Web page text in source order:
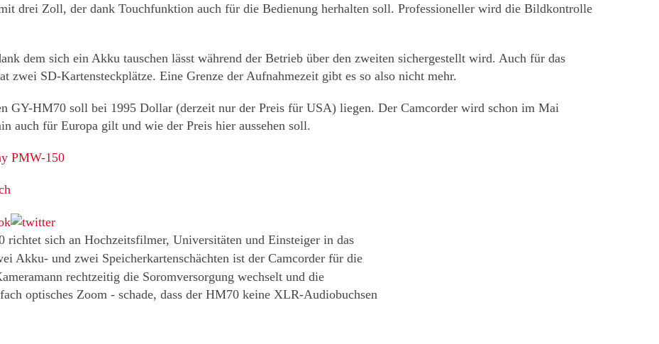
drei Zoll, der dank Touchfunktion auch für die Bedienung herhalten soll. Professioneller wird die Bildkontrolle
dem sich ein Akku tauschen lässt während der Betrieb über den zweiten sichergestellt wird. Auch für das
zwei SD-Kartensteckplätze. Eine Grenze der Aufnahmezeit gibt es so also nicht mehr.
GY-HM70 soll bei 1995 Dollar (derzeit nur der Preis für USA) liegen. Der Camcorder wird schon im Mai
auch für Europa gilt und wie der Preis hier aussehen soll.
PMW-150
sich an Hochzeitsfilmer, Universitäten und Einsteiger in das
Akku- und zwei Speicherkartenschächten ist der Camcorder für die
rechtzeitig die Soromversorgung wechselt und die
optisches Zoom - schade, dass der HM70 keine XLR-Audiobuchsen